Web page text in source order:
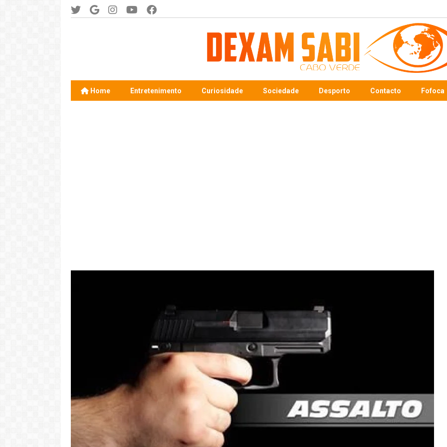
Home Entretenimento Curiosidade Sociedade Desporto Contacto Fofoca
"Com 16 anos fui para cama
com o Presidente "
LER MAIS
Verde
LER MAIS